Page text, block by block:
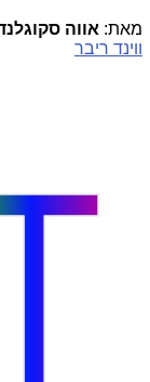
מאת: אווה
ווינד ריבר